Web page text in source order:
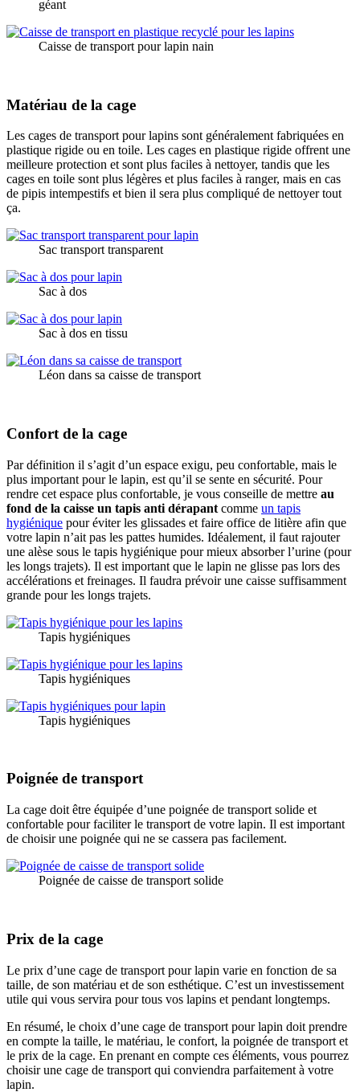
géant
Caisse de transport pour lapin nain
Matériau de la cage
Les cages de transport pour lapins sont généralement fabriquées en
plastique rigide ou en toile. Les cages en plastique rigide offrent une
meilleure protection et sont plus faciles à nettoyer, tandis que les
cages en toile sont plus légères et plus faciles à ranger, mais en cas
de pipis intempestifs et bien il sera plus compliqué de nettoyer tout
ça.
Sac transport transparent
Sac à dos
Sac à dos en tissu
Léon dans sa caisse de transport
Confort de la cage
Par définition il s’agit d’un espace exigu, peu confortable, mais le
plus important pour le lapin, est qu’il se sente en sécurité. Pour
rendre cet espace plus confortable, je vous conseille de mettre au
fond de la caisse un tapis anti dérapant comme un tapis
hygiénique pour éviter les glissades et faire office de litière afin que
votre lapin n’ait pas les pattes humides. Idéalement, il faut rajouter
une alèse sous le tapis hygiénique pour mieux absorber l’urine (pour
les longs trajets). Il est important que le lapin ne glisse pas lors des
accélérations et freinages. Il faudra prévoir une caisse suffisamment
grande pour les longs trajets.
Tapis hygiéniques
Tapis hygiéniques
Tapis hygiéniques
Poignée de transport
La cage doit être équipée d’une poignée de transport solide et
confortable pour faciliter le transport de votre lapin. Il est important
de choisir une poignée qui ne se cassera pas facilement.
Poignée de caisse de transport solide
Prix de la cage
Le prix d’une cage de transport pour lapin varie en fonction de sa
taille, de son matériau et de son esthétique. C’est un investissement
utile qui vous servira pour tous vos lapins et pendant longtemps.
En résumé, le choix d’une cage de transport pour lapin doit prendre
en compte la taille, le matériau, le confort, la poignée de transport et
le prix de la cage. En prenant en compte ces éléments, vous pourrez
choisir une cage de transport qui conviendra parfaitement à votre
lapin.